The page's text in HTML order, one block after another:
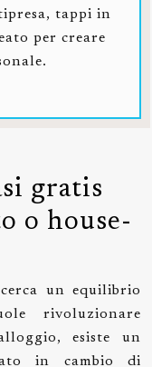
tappi in
per creare
gratis
o house-
un equilibrio
rivoluzionare
esiste un
in cambio di